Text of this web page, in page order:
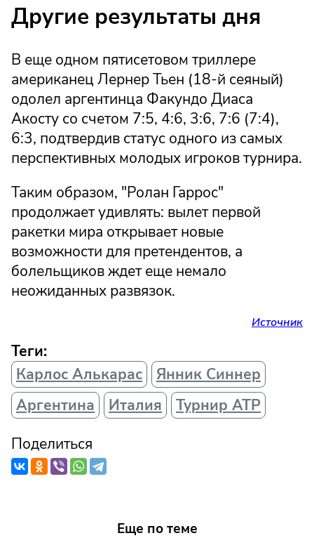
Другие результаты дня
В еще одном пятисетовом триллере
американец Лернер Тьен (18-й сеяный)
одолел аргентинца Факундо Диаса
Акосту со счетом 7:5, 4:6, 3:6, 7:6 (7:4),
6:3, подтвердив статус одного из самых
перспективных молодых игроков турнира.
Таким образом, "Ролан Гаррос"
продолжает удивлять: вылет первой
ракетки мира открывает новые
возможности для претендентов, а
болельщиков ждет еще немало
неожиданных развязок.
Источник
Теги:
Карлос Алькарас
Янник Синнер
Аргентина
Италия
Турнир АТР
Поделиться
Еще по теме